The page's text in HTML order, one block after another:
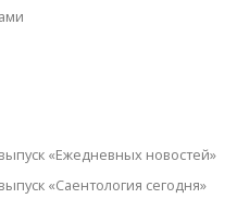
«Ежедневных новостей»
«Саентология сегодня»